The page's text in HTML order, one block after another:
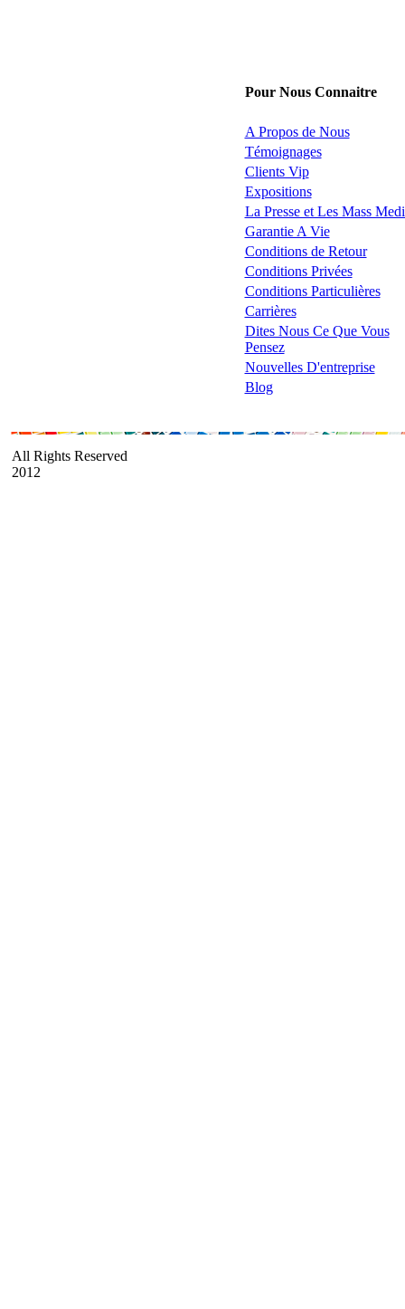
Pour Nous Connaitre
A Propos de Nous
Témoignages
Clients Vip
Expositions
La Presse et Les Mass
Garantie A Vie
Conditions de Retour
Conditions Privées
Conditions Particulières
Carrières
Dites Nous Ce Que Vous
Pensez
Nouvelles D'entreprise
Blog
All Rights Reserved
2012